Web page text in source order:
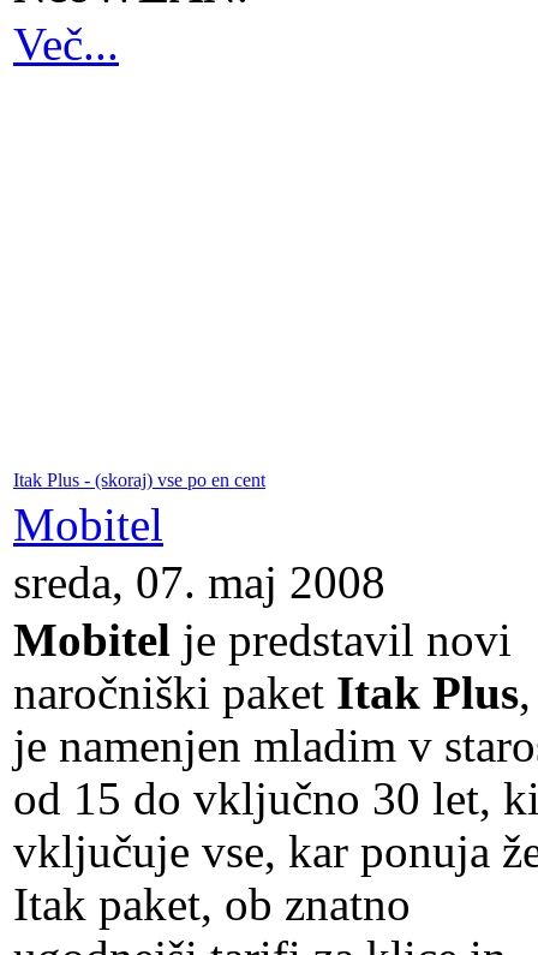
Več...
Itak Plus - (skoraj) vse po en cent
Mobitel
sreda, 07. maj 2008
Mobitel je predstavil novi
naročniški paket Itak Plus
je namenjen mladim v
od 15 do vključno 30 let,
vključuje vse, kar ponuja
Itak paket, ob znatno